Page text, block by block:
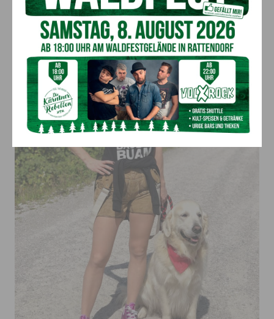
stolz darauf was ich schon alles erreichen konnte – das alles
dank meiner Bergbauernfamilie da draußen.